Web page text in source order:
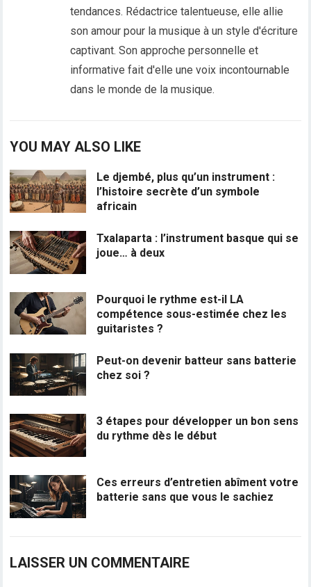
tendances. Rédactrice talentueuse, elle allie
son amour pour la musique à un style d'écriture
captivant. Son approche personnelle et
informative fait d'elle une voix incontournable
dans le monde de la musique.
YOU MAY ALSO LIKE
Le djembé, plus qu’un instrument :
l’histoire secrète d’un symbole
africain
Txalaparta : l’instrument basque qui se
joue… à deux
Pourquoi le rythme est-il LA
compétence sous-estimée chez les
guitaristes ?
Peut-on devenir batteur sans batterie
chez soi ?
3 étapes pour développer un bon sens
du rythme dès le début
Ces erreurs d’entretien abîment votre
batterie sans que vous le sachiez
LAISSER UN COMMENTAIRE